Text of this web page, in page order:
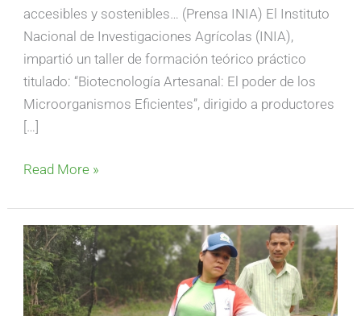
accesibles y sostenibles… (Prensa INIA) El Instituto
Nacional de Investigaciones Agrícolas (INIA),
impartió un taller de formación teórico práctico
titulado: “Biotecnología Artesanal: El poder de los
Microorganismos Eficientes”, dirigido a productores
[…]
Read More »
INIA
impulsa
soberanía
alimentaria